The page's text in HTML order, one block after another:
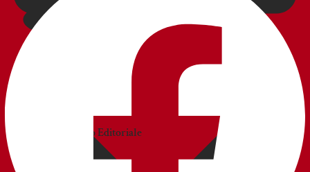
Commerciale
Catalogo Editoriale